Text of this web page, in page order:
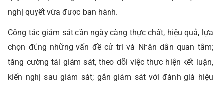
nghị quyết vừa được ban hành.
Công tác giám sát cần ngày càng thực chất, hiệu quả, lựa
chọn đúng những vấn đề cử tri và Nhân dân quan tâm;
tăng cường tái giám sát, theo dõi việc thực hiện kết luận,
kiến nghị sau giám sát; gắn giám sát với đánh giá hiệu